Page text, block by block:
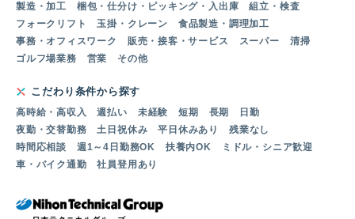
製造・加工 梱包・仕分け・ピッキング・入出庫
組立・検査
フォークリフト
玉掛・クレーン
食品製造・調理加工
事務・オフィスワーク
販売・接客・サービス スーパー
清掃
ゴルフ場業務
営業 その他
こだわり条件から探す
高時給・高収入 週払い 未経験 短期 長期
日勤
夜勤・交替勤務
土日祝休み 平日休みあり
残業なし
時間応相談
週1～4日勤務OK 扶養内OK
ミドル・シニア歓迎
車・バイク通勤
社員登用あり